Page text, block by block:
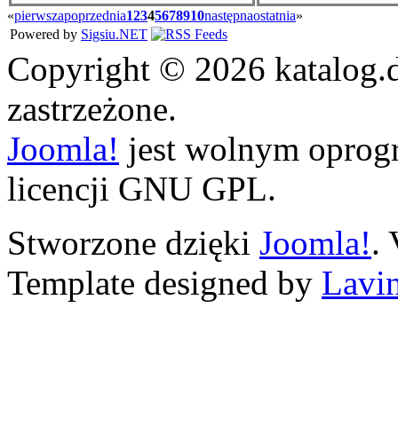
«pierwszapoprzednia12345678910następnaostatnia»
Powered by Sigsiu.NET
Copyright © 2026
zastrzeżone.
Joomla! jest wolnym
licencji GNU GPL.
Stworzone dzięki Joomla!.
Template designed by